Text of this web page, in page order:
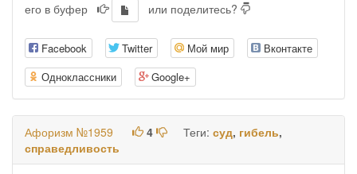
его в буфер
или поделитесь?
Facebook Twitter Мой мир
Вконтакте
Одноклассники
Google+
Афоризм №1959 4 Теги: суд, гибель,
справедливость